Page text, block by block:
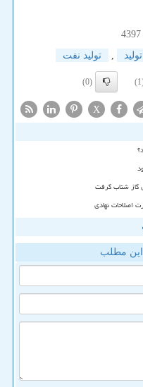
4397
تولید , تولید نفت
(0)
X
اصلاحات نهادی
مطلب